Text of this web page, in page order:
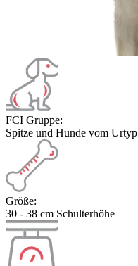
FCI Gruppe:
Spitze und Hunde vom Urtyp
Größe:
30 - 38 cm Schulterhöhe